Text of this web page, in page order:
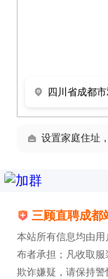
设置家庭住址
三顾直聘成都
本站所有信息均由
布者承担；凡收取
欺诈嫌疑，请保持警